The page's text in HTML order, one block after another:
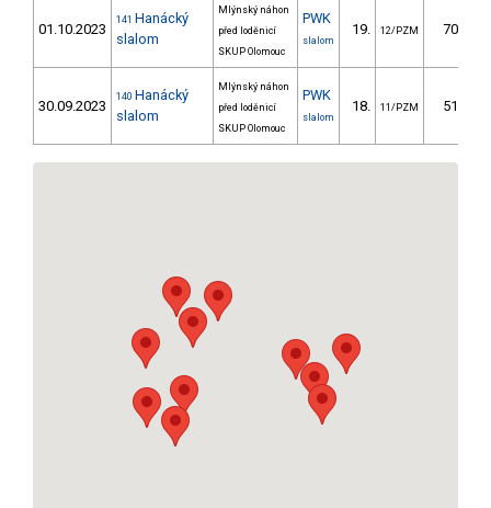
01.10.2023
141 Hanácký
slalom
Mlýnský náhon
před loděnicí
SKUP Olomouc
PWK
slalom
19. 12/PZM 70.30
30.09.2023
140 Hanácký
slalom
Mlýnský náhon
před loděnicí
SKUP Olomouc
PWK
slalom
18. 11/PZM 51.20